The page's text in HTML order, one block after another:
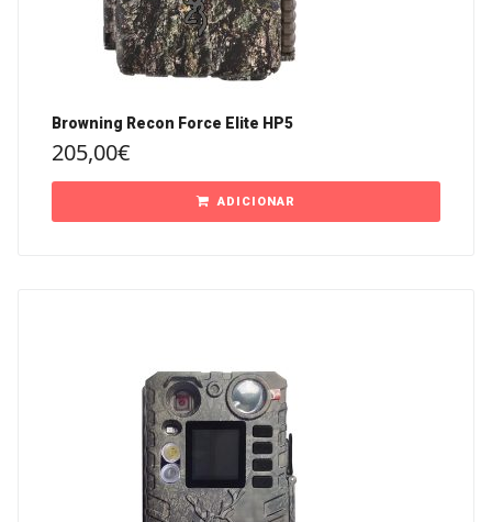
Browning Recon Force Elite HP5
205,00€
ADICIONAR